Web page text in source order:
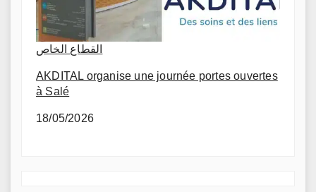
القطاع الخاص
AKDITAL organise une journée portes ouvertes
à Salé
18/05/2026